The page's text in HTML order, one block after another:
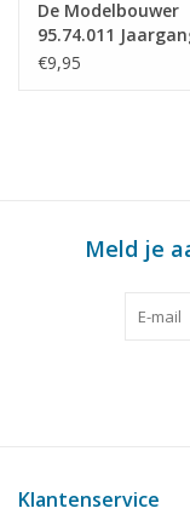
De Modelbouwer
95.74.011
Modelbouwer"
€9,95
Meld je
Klantenservice